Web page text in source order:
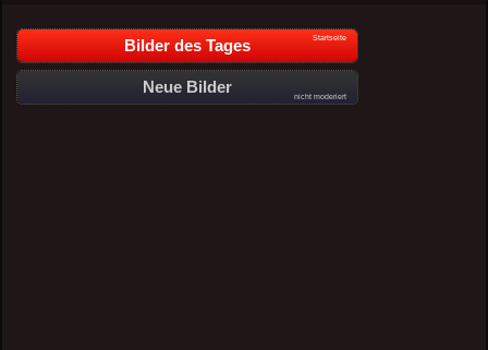
Bilder des Tages Startseite
Neue Bilder
nicht moderiert